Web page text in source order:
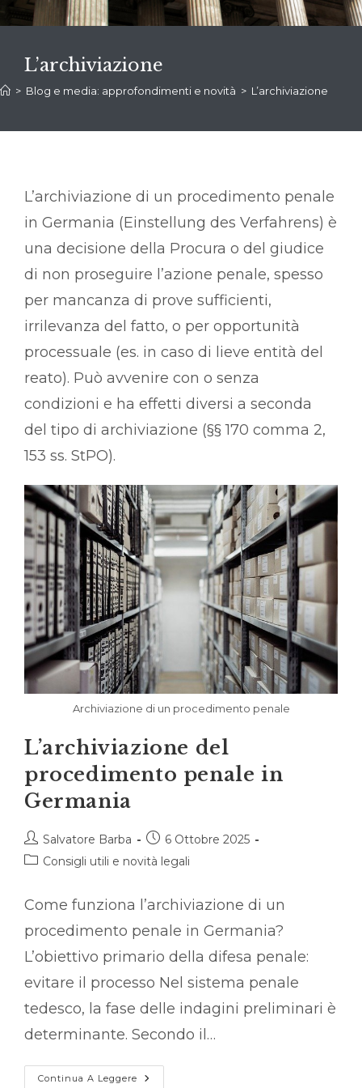
L’archiviazione
> Blog e media: approfondimenti e novità > L’archiviazione
L’archiviazione di un procedimento penale
in Germania (Einstellung des Verfahrens) è
una decisione della Procura o del giudice
di non proseguire l’azione penale, spesso
per mancanza di prove sufficienti,
irrilevanza del fatto, o per opportunità
processuale (es. in caso di lieve entità del
reato). Può avvenire con o senza
condizioni e ha effetti diversi a seconda
del tipo di archiviazione (§§ 170 comma 2,
153 ss. StPO).
Archiviazione di un procedimento penale
L’archiviazione del
procedimento penale in
Germania
Autore
dell'articolo:
Salvatore Barba
Articolo
pubblicato:
6 Ottobre 2025
Categoria
Consigli utili e novità legali
Come funziona l’archiviazione di un
procedimento penale in Germania?
L’obiettivo primario della difesa penale:
evitare il processo Nel sistema penale
tedesco, la fase delle indagini preliminari è
determinante. Secondo il…
Continua A Leggere L’archiviazione